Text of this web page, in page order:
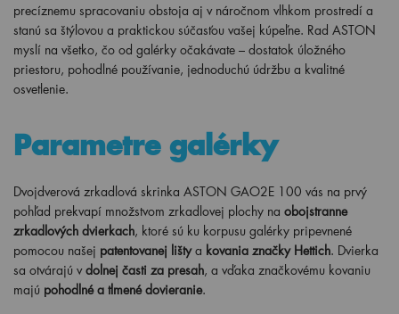
precíznemu spracovaniu obstoja aj v náročnom vlhkom prostredí a
stanú sa štýlovou a praktickou súčasťou vašej kúpeľne. Rad ASTON
myslí na všetko, čo od galérky očakávate – dostatok úložného
priestoru, pohodlné používanie, jednoduchú údržbu a kvalitné
osvetlenie.
Parametre galérky
Dvojdverová zrkadlová skrinka ASTON GAO2E 100 vás na prvý
pohľad prekvapí množstvom zrkadlovej plochy na obojstranne
zrkadlových dvierkach, ktoré sú ku korpusu galérky pripevnené
pomocou našej patentovanej lišty a kovania značky Hettich. Dvierka
sa otvárajú v dolnej časti za presah, a vďaka značkovému kovaniu
majú pohodlné a tlmené dovieranie.